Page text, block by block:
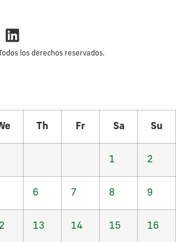
los derechos reservados.
Th Fr Sa Su
1 2
6 7 8 9
13 14 15 16